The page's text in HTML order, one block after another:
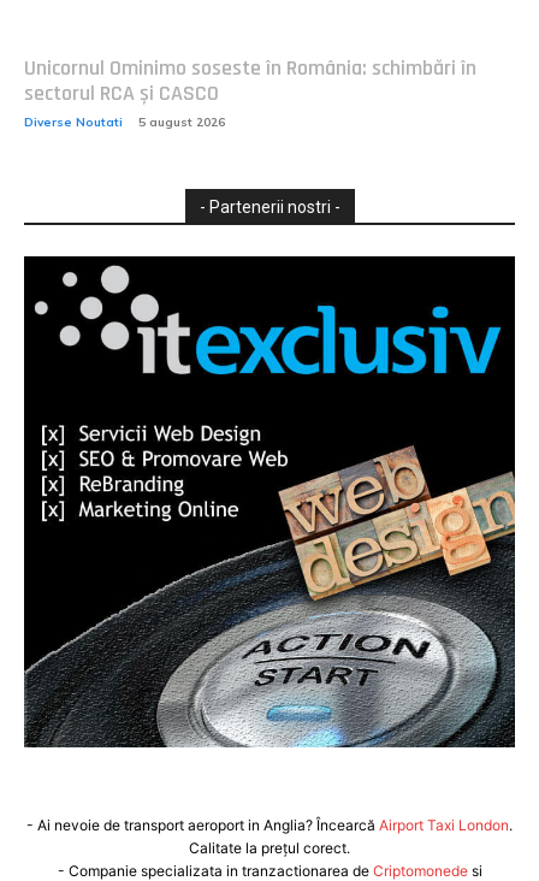
Unicornul Ominimo soseste în România: schimbări în
sectorul RCA și CASCO
Diverse Noutati 5 august 2026
- Partenerii nostri -
- Ai nevoie de transport aeroport in Anglia? Încearcă Airport Taxi London.
Calitate la prețul corect.
- Companie specializata in tranzactionarea de Criptomonedesi